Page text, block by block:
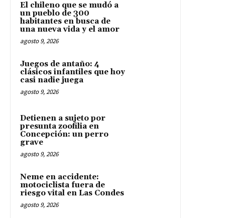
El chileno que se mudó a
un pueblo de 300
habitantes en busca de
una nueva vida y el amor
agosto 9, 2026
Juegos de antaño: 4
clásicos infantiles que hoy
casi nadie juega
agosto 9, 2026
Detienen a sujeto por
presunta zoofilia en
Concepción: un perro
grave
agosto 9, 2026
Neme en accidente:
motociclista fuera de
riesgo vital en Las Condes
agosto 9, 2026